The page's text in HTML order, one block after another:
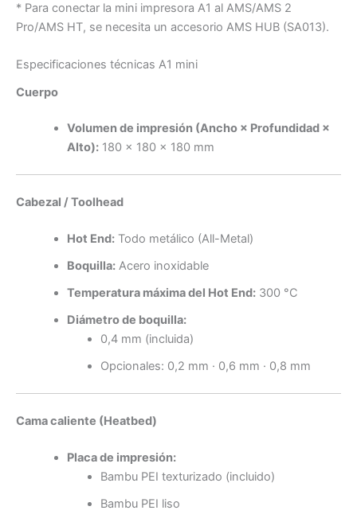
* Para conectar la mini impresora A1 al AMS/AMS 2
Pro/AMS HT, se necesita un accesorio AMS HUB (SA013).
Especificaciones técnicas A1 mini
Cuerpo
Volumen de impresión (Ancho × Profundidad ×
Alto):180 × 180 × 180 mm
Cabezal / Toolhead
Hot End:Todo metálico (All-Metal)
Boquilla:Acero inoxidable
Temperatura máxima del Hot End:300 °C
Diámetro de boquilla:
0,4 mm (incluida)
Opcionales: 0,2 mm · 0,6 mm · 0,8 mm
Cama caliente (Heatbed)
Placa de impresión:
Bambu PEI texturizado (incluido)
Bambu PEI liso